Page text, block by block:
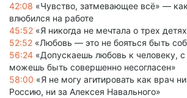
42:08 «Чувство, затмевающее всё» —
влюбился на работе
45:52 «Я никогда не мечтала о трех
52:52 «Любовь — это не бояться быть
56:24 «Допускаешь любовь к человеку,
можешь быть совершенно несогласен»
58:00 «Я не могу агитировать как врач
Россию, ни за Алексея Навального»